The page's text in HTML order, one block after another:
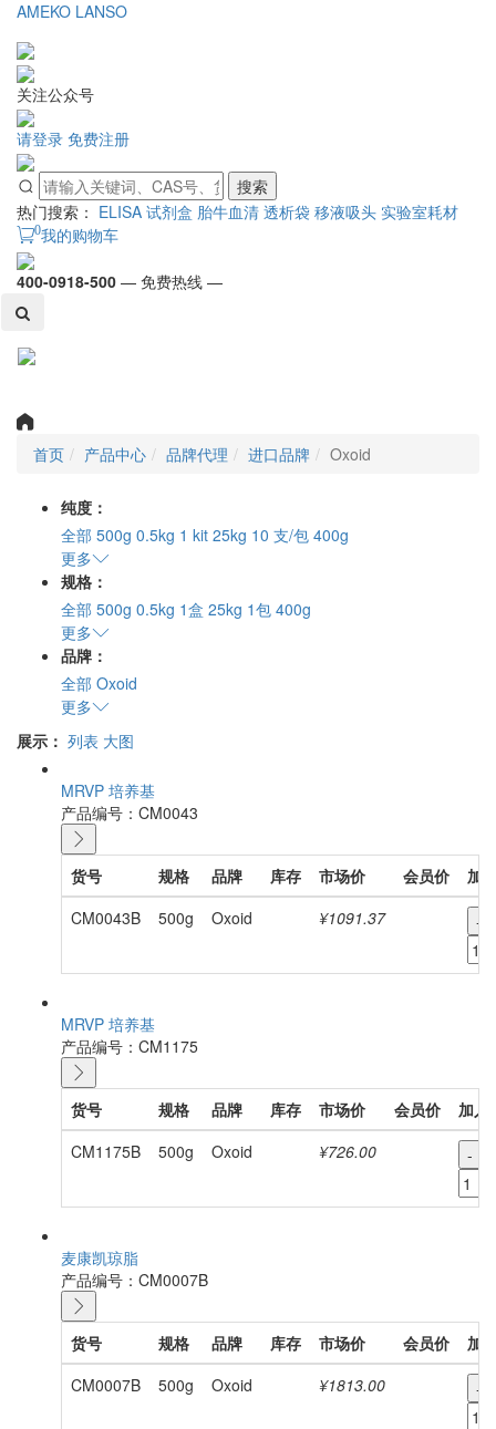
AMEKO LANSO
关注公众号
请登录 免费注册
搜索
热门搜索： ELISA 试剂盒 胎牛血清 透析袋 移液吸头 实验室耗材
0我的购物车
400-0918-500 — 免费热线 —
首页 产品中心 品牌代理 进口品牌 Oxoid
纯度：
全部 500g 0.5kg 1 kit 25kg 10 支/包 400g
更多
规格：
全部 500g 0.5kg 1盒 25kg 1包 400g
更多
品牌：
全部 Oxoid
更多
展示： 列表 大图
MRVP 培养基
产品编号：CM0043
货号 规格 品牌 库存 市场价 会员价
加
CM0043B
500g Oxoid ¥1091.37 -
MRVP 培养基
产品编号：CM1175
货号 规格 品牌 库存 市场价 会员价
加入
CM1175B
500g Oxoid ¥726.00 -
麦康凯琼脂
产品编号：CM0007B
货号 规格 品牌 库存 市场价 会员价
加
CM0007B
500g Oxoid ¥1813.00 -